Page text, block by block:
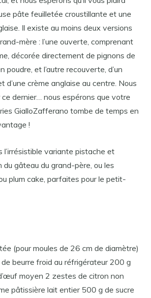
pâte feuilletée croustillante et une
Il existe au moins deux versions
mère : l’une ouverte, comprenant
décorée directement de pignons de
poudre, et l’autre recouverte, d’un
d’une crème anglaise au centre. Nous
dernier… nous espérons que votre
GialloZafferano tombe de temps en
!
l’irrésistible variante pistache et
du gâteau du grand-père, ou les
plum cake, parfaites pour le petit-
(pour moules de 26 cm de diamètre)
beurre froid au réfrigérateur 200 g
moyen 2 zestes de citron non
pâtissière lait entier 500 g de sucre